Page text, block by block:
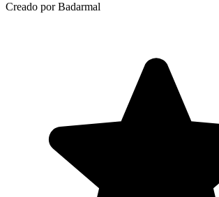
Creado por Badarmal